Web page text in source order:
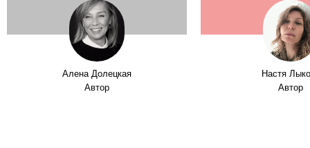
Алена Долецкая
Автор
Настя
Автор